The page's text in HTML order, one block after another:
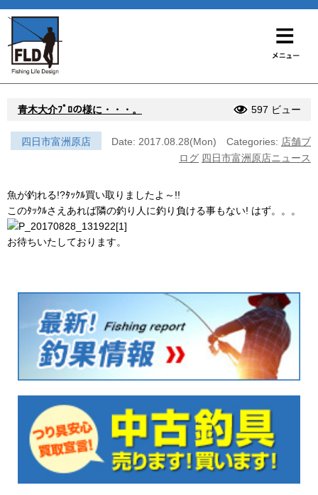
青木大介ﾌﾟﾛの様に・・・。 597 ビュー
四日市富洲原店 Date: 2017.08.28(Mon) Categories: 店舗ブ
ログ 四日市富洲原店ニュース
魚が釣れる!?ﾀｯｸﾙ買い取りましたよ～!!
このﾀｯｸﾙさえあれば隣の釣り人に釣り負ける事もない! はず。。。
お待ちいたしております。